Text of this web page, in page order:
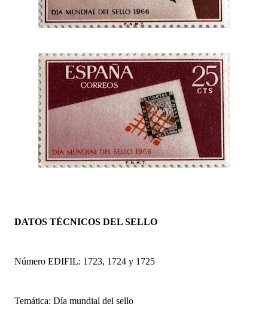
DATOS TÉCNICOS DEL SELLO
Número EDIFIL: 1723, 1724 y 1725
Temática: Día mundial del sello